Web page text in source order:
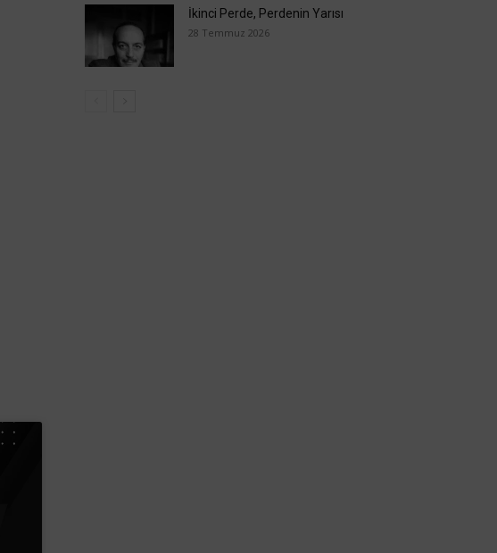
İkinci Perde, Perdenin Yarısı
28 Temmuz 2026